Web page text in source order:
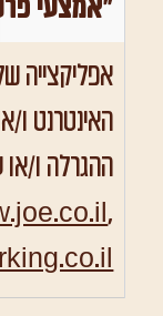
"אמצעי
אפליקצייה
האינטרנט
ההגרלה ו/או
,